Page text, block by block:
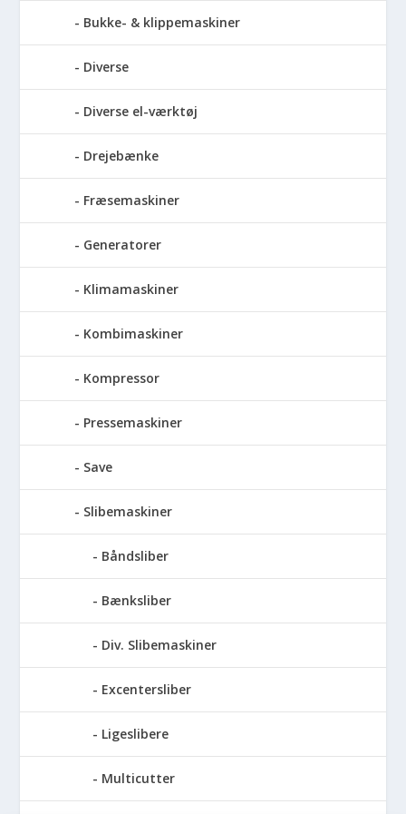
Bukke- & klippemaskiner
Diverse
Diverse el-værktøj
Drejebænke
Fræsemaskiner
Generatorer
Klimamaskiner
Kombimaskiner
Kompressor
Pressemaskiner
Save
Slibemaskiner
Båndsliber
Bænksliber
Div. Slibemaskiner
Excentersliber
Ligeslibere
Multicutter